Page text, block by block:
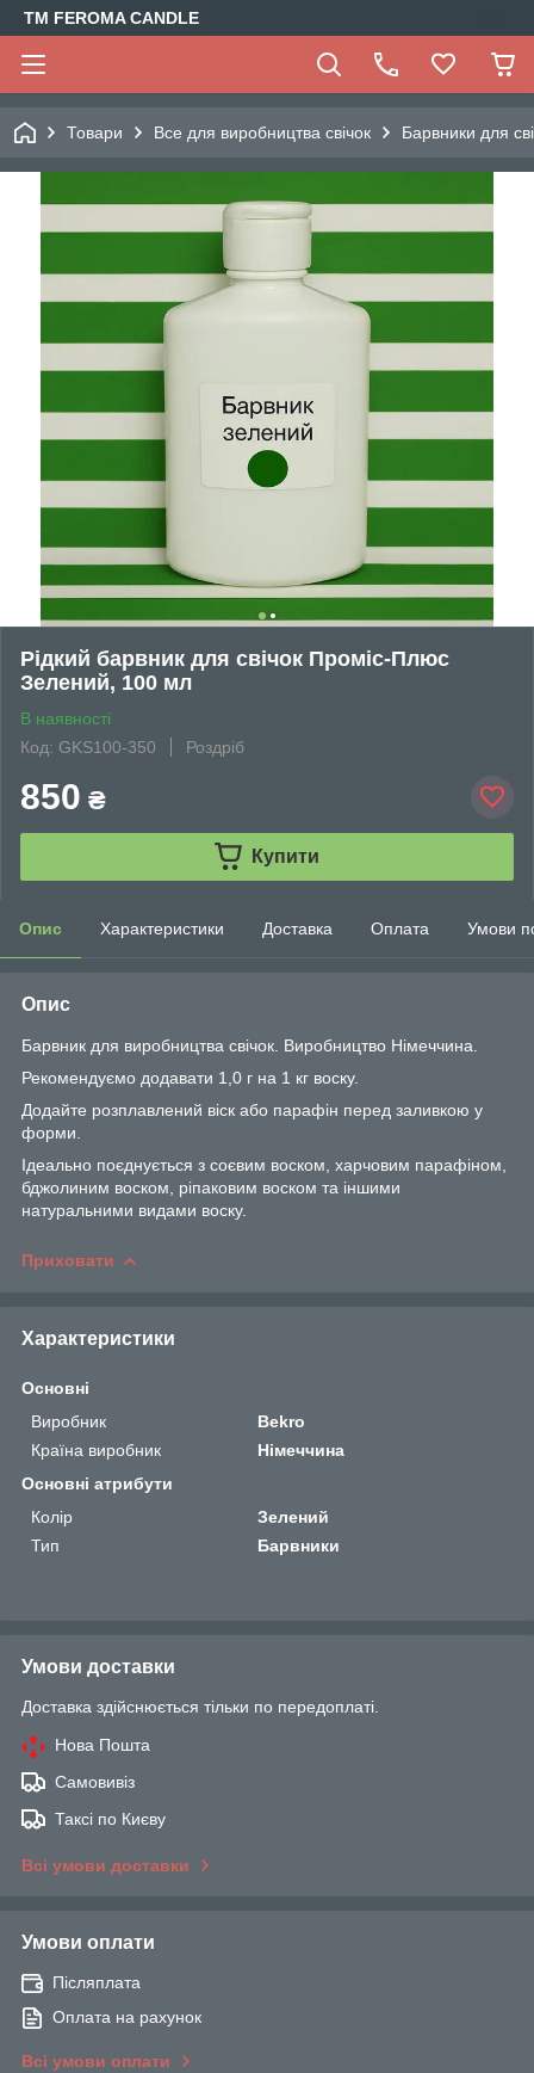
TM FEROMA CANDLE
Товари Все для виробництва свічок Барвники для
Рідкий барвник для свічок Проміс-Плюс
Зелений, 100 мл
В наявності
Код: GKS100-350
Роздріб
850 ₴
Купити
Опис Характеристики Доставка Оплата Умови
Опис
Барвник для виробництва свічок. Виробництво Німеччина.
Рекомендуємо додавати 1,0 г на 1 кг воску.
Додайте розплавлений віск або парафін перед заливкою у
форми.
Ідеально поєднується з соєвим воском, харчовим парафіном,
бджолиним воском, ріпаковим воском та іншими
натуральними видами воску.
Приховати
Характеристики
Основні
Виробник
Bekro
Країна виробник
Німеччина
Основні атрибути
Колір
Зелений
Тип
Барвники
Умови доставки
Доставка здійснюється тільки по передоплаті.
Нова Пошта
Самовивіз
Таксі по Києву
Всі умови доставки
Умови оплати
Післяплата
Оплата на рахунок
Всі умови оплати